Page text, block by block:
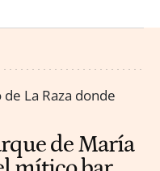
de María